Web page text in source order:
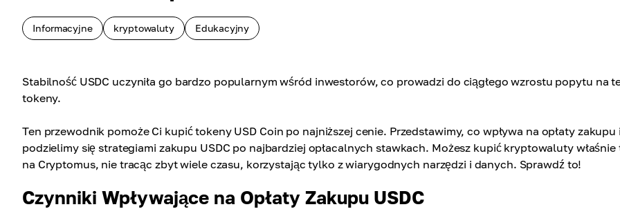
Informacyjne kryptowaluty Edukacyjny
Stabilność USDC uczyniła go bardzo popularnym wśród inwestorów, co prowadzi do ciągłego wzrostu popytu na
tokeny.
Ten przewodnik pomoże Ci kupić tokeny USD Coin po najniższej cenie. Przedstawimy, co wpływa na opłaty zakupu
podzielimy się strategiami zakupu USDC po najbardziej opłacalnych stawkach. Możesz kupić kryptowaluty właśnie
na Cryptomus, nie tracąc zbyt wiele czasu, korzystając tylko z wiarygodnych narzędzi i danych. Sprawdź to!
Czynniki Wpływające na Opłaty Zakupu USDC